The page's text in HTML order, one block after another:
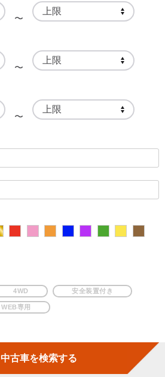
〜
〜
〜
4WD 安全装置付き
WEB専用
中古車を検索する